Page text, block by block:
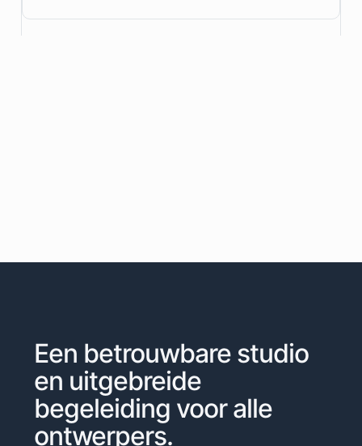
Een betrouwbare studio
en uitgebreide
begeleiding voor alle
ontwerpers.